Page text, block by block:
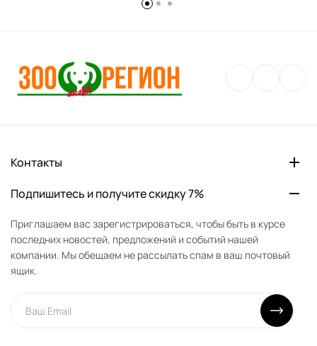
Контакты
Подпишитесь и получите скидку 7%
Приглашаем вас зарегистрироваться, чтобы быть в курсе
последних новостей, предложений и событий нашей
компании. Мы обещаем не рассылать спам в ваш почтовый
ящик.